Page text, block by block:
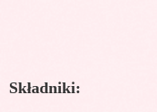
Składniki: